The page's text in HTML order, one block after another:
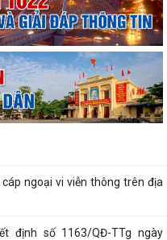
đơn xung phong tình nguyện
thức quốc phòng và an ninh đối
cáp ngoại vi viễn thông trên địa
định số 1163/QĐ-TTg ngày